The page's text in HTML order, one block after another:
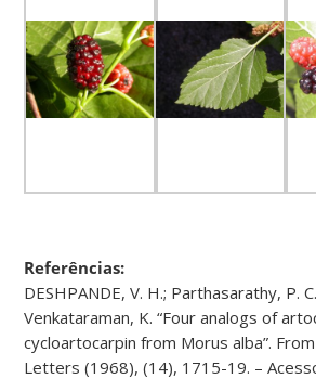
Referências:
DESHPANDE, V. H.; Parthasarathy, P.
Venkataraman, K. “Four analogs of
cycloartocarpin from Morus alba”.
Letters (1968), (14), 1715-19. –